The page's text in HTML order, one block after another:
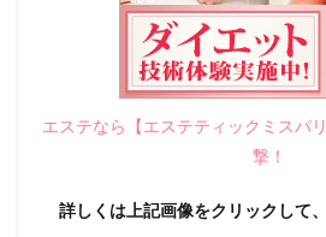
エステなら【エステティックミスパ
撃！
詳しくは上記画像をクリックして